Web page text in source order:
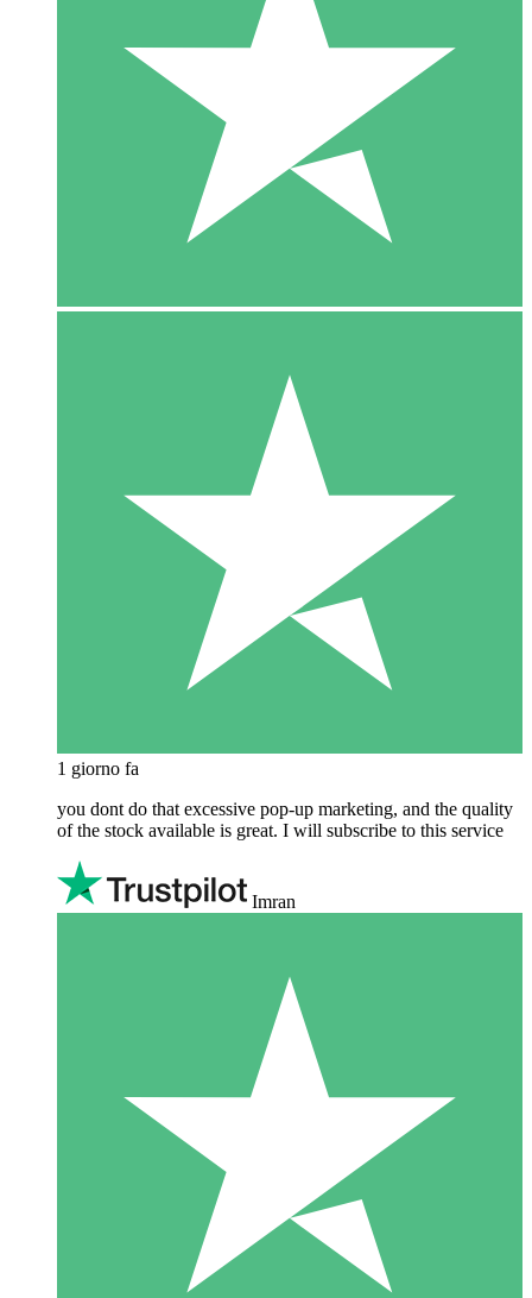
1 giorno fa
you dont do that excessive pop-up marketing, and the quality
of the stock available is great. I will subscribe to this service
Imran